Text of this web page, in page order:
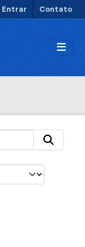
Entrar Contato